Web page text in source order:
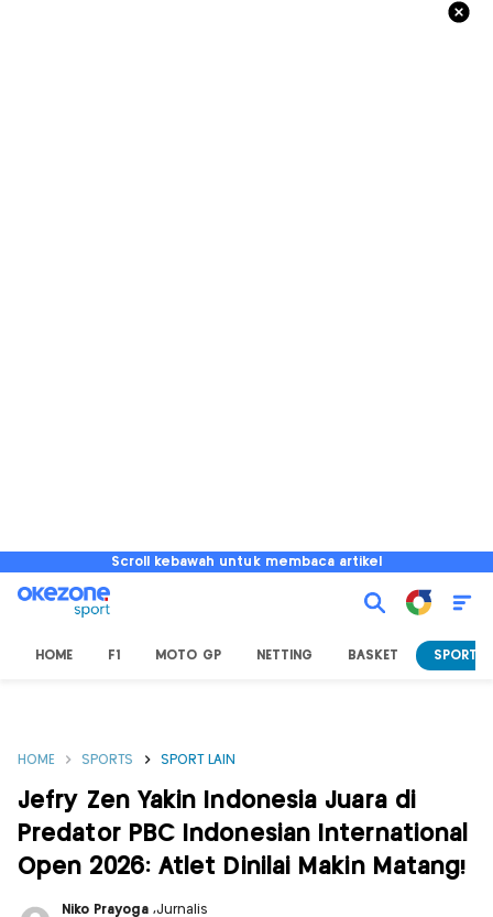
Scroll kebawah untuk membaca artikel
HOME F1 MOTO GP NETTING BASKET SPORT
HOME SPORTS SPORT LAIN
Jefry Zen Yakin Indonesia Juara di
Predator PBC Indonesian International
Open 2026: Atlet Dinilai Makin Matang!
Niko Prayoga ,Jurnalis